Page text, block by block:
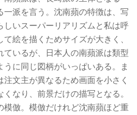
派を言う。沈南蘋の特徴は、写
いスーパーリアリズムと私は呼
絵を描くためサイズが大きく、
いるが、日本人の南蘋派は類型
に同じ図柄がいっぱいある。ま
文主が異なるため画面を小さく
なり、前景だけの描写となる。
倣。模倣だけれど沈南蘋ほど重